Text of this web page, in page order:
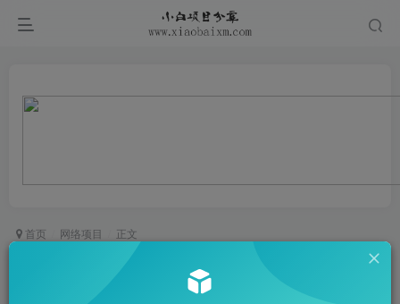
首页 网络项目 正文
视频号分成计划又一新玩法火爆日均收益5张